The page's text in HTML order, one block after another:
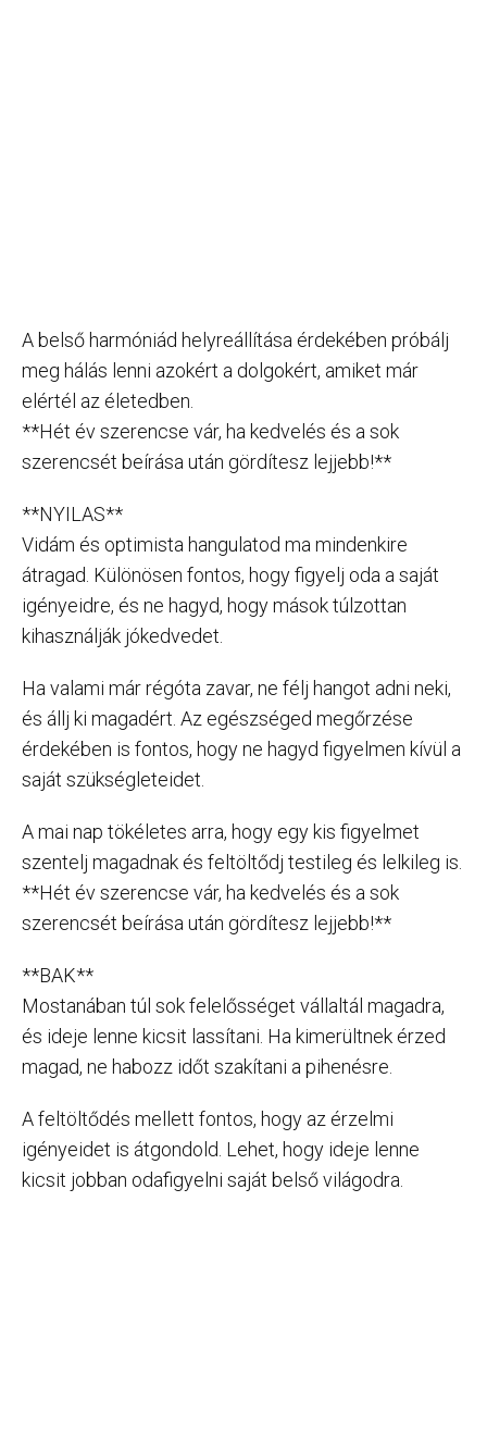
A belső harmóniád helyreállítása érdekében próbálj
meg hálás lenni azokért a dolgokért, amiket már
elértél az életedben.
**Hét év szerencse vár, ha kedvelés és a sok
szerencsét beírása után gördítesz lejjebb!**
**NYILAS**
Vidám és optimista hangulatod ma mindenkire
átragad. Különösen fontos, hogy figyelj oda a saját
igényeidre, és ne hagyd, hogy mások túlzottan
kihasználják jókedvedet.
Ha valami már régóta zavar, ne félj hangot adni neki,
és állj ki magadért. Az egészséged megőrzése
érdekében is fontos, hogy ne hagyd figyelmen kívül a
saját szükségleteidet.
A mai nap tökéletes arra, hogy egy kis figyelmet
szentelj magadnak és feltöltődj testileg és lelkileg is.
**Hét év szerencse vár, ha kedvelés és a sok
szerencsét beírása után gördítesz lejjebb!**
**BAK**
Mostanában túl sok felelősséget vállaltál magadra,
és ideje lenne kicsit lassítani. Ha kimerültnek érzed
magad, ne habozz időt szakítani a pihenésre.
A feltöltődés mellett fontos, hogy az érzelmi
igényeidet is átgondold. Lehet, hogy ideje lenne
kicsit jobban odafigyelni saját belső világodra.